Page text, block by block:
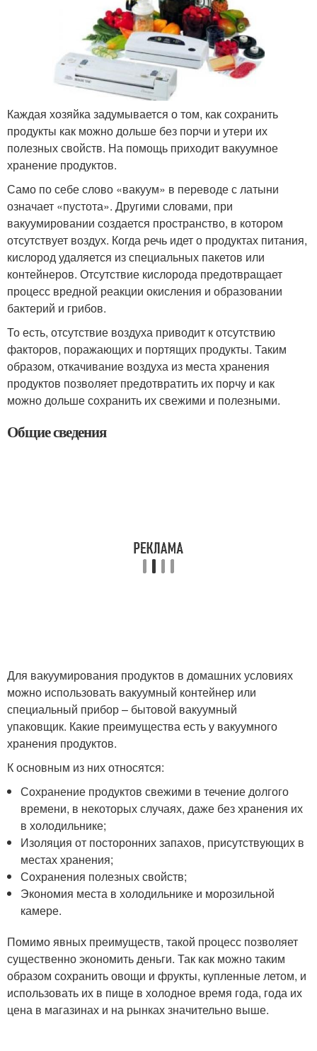
Каждая хозяйка задумывается о том, как сохранить
продукты как можно дольше без порчи и утери их
полезных свойств. На помощь приходит вакуумное
хранение продуктов.
Само по себе слово «вакуум» в переводе с латыни
означает «пустота». Другими словами, при
вакуумировании создается пространство, в котором
отсутствует воздух. Когда речь идет о продуктах питания,
кислород удаляется из специальных пакетов или
контейнеров. Отсутствие кислорода предотвращает
процесс вредной реакции окисления и образовании
бактерий и грибов.
То есть, отсутствие воздуха приводит к отсутствию
факторов, поражающих и портящих продукты. Таким
образом, откачивание воздуха из места хранения
продуктов позволяет предотвратить их порчу и как
можно дольше сохранить их свежими и полезными.
Общие сведения
Для вакуумирования продуктов в домашних условиях
можно использовать вакуумный контейнер или
специальный прибор – бытовой вакуумный
упаковщик. Какие преимущества есть у вакуумного
хранения продуктов.
К основным из них относятся:
Сохранение продуктов свежими в течение долгого
времени, в некоторых случаях, даже без хранения их
в холодильнике;
Изоляция от посторонних запахов, присутствующих в
местах хранения;
Сохранения полезных свойств;
Экономия места в холодильнике и морозильной
камере.
Помимо явных преимуществ, такой процесс позволяет
существенно экономить деньги. Так как можно таким
образом сохранить овощи и фрукты, купленные летом, и
использовать их в пище в холодное время года, года их
цена в магазинах и на рынках значительно выше.